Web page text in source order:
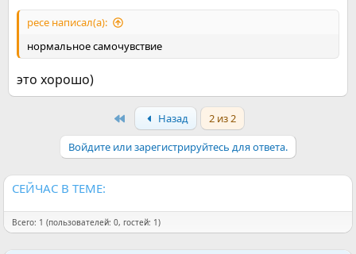
pece написал(а):
нормальное самочувствие
это хорошо)
Назад
2 из 2
Войдите или зарегистрируйтесь для ответа.
СЕЙЧАС В ТЕМЕ:
Всего: 1 (пользователей: 0, гостей: 1)